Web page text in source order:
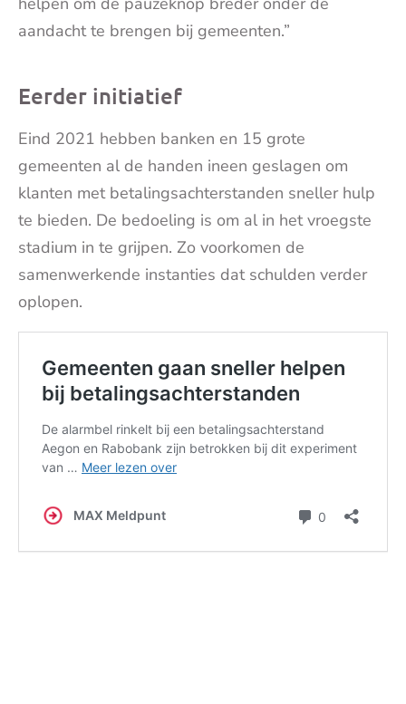
aandacht te brengen bij gemeenten.”
Eerder initiatief
Eind 2021 hebben banken en 15 grote
gemeenten al de handen ineen geslagen om
klanten met betalingsachterstanden sneller hulp
te bieden. De bedoeling is om al in het vroegste
stadium in te grijpen. Zo voorkomen de
samenwerkende instanties dat schulden verder
oplopen.